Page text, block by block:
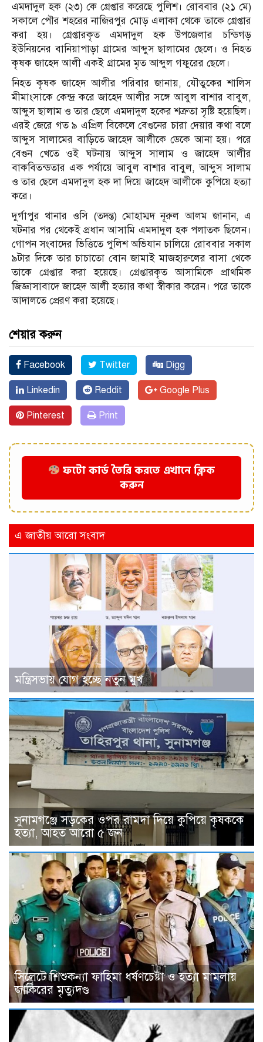
এমদাদুল হক (২৩) কে গ্রেপ্তার করেছে পুলিশ। রোববার (২১ মে)
সকালে পৌর শহরের নাজিরপুর মোড় এলাকা থেকে তাকে গ্রেপ্তার
করা হয়। গ্রেপ্তারকৃত এমদাদুল হক উপজেলার চন্ডিগড়
ইউনিয়নের বানিয়াপাড়া গ্রামের আব্দুস ছালামের ছেলে। ও নিহত
কৃষক জাহেদ আলী একই গ্রামের মৃত আব্দুল গফুরের ছেলে।
নিহত কৃষক জাহেদ আলীর পরিবার জানায়, যৌতুকের শালিস
মীমাংসাকে কেন্দ্র করে জাহেদ আলীর সঙ্গে আবুল বাশার বাবুল,
আব্দুস ছালাম ও তার ছেলে এমদাদুল হকের শত্রুতা সৃষ্টি হয়েছিল।
এরই জেরে গত ৯ এপ্রিল বিকেলে বেগুনের চারা দেয়ার কথা বলে
আব্দুস সালামের বাড়িতে জাহেদ আলীকে ডেকে আনা হয়। পরে
বেগুন খেতে ওই ঘটনায় আব্দুস সালাম ও জাহেদ আলীর
বাকবিতন্ডতার এক পর্যায়ে আবুল বাশার বাবুল, আব্দুস সালাম
ও তার ছেলে এমদাদুল হক দা দিয়ে জাহেদ আলীকে কুপিয়ে হত্যা
করে।
দুর্গাপুর থানার ওসি (তদন্ত) মোহাম্মদ নূরুল আলম জানান, এ
ঘটনার পর থেকেই প্রধান আসামি এমদাদুল হক পলাতক ছিলেন।
গোপন সংবাদের ভিত্তিতে পুলিশ অভিযান চালিয়ে রোববার সকাল
৯টার দিকে তার চাচাতো বোন জামাই মাজহারুলের বাসা থেকে
তাকে গ্রেপ্তার করা হয়েছে। গ্রেপ্তারকৃত আসামিকে প্রাথমিক
জিজ্ঞাসাবাদে জাহেদ আলী হত্যার কথা স্বীকার করেন। পরে তাকে
আদালতে প্রেরণ করা হয়েছে।
শেয়ার করুন
Facebook Twitter Digg
Linkedin Reddit Google Plus
Pinterest Print
ফটো কার্ড তৈরি করতে এখানে ক্লিক
করুন
এ জাতীয় আরো সংবাদ
মন্ত্রিসভায় যোগ হচ্ছে নতুন মুখ
সুনামগঞ্জে সড়কের ওপর রামদা দিয়ে কুপিয়ে কৃষককে
হত্যা, আহত আরো ৫ জন
সিলেটে শিশুকন্যা ফাহিমা ধর্ষণচেষ্টা ও হত্যা মামলায়
জাকিরের মৃত্যুদণ্ড